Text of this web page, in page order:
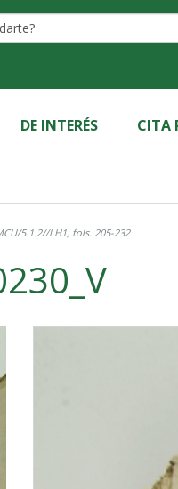
DE INTERÉS CITA
5.1.2//LH1, fols. 205-232